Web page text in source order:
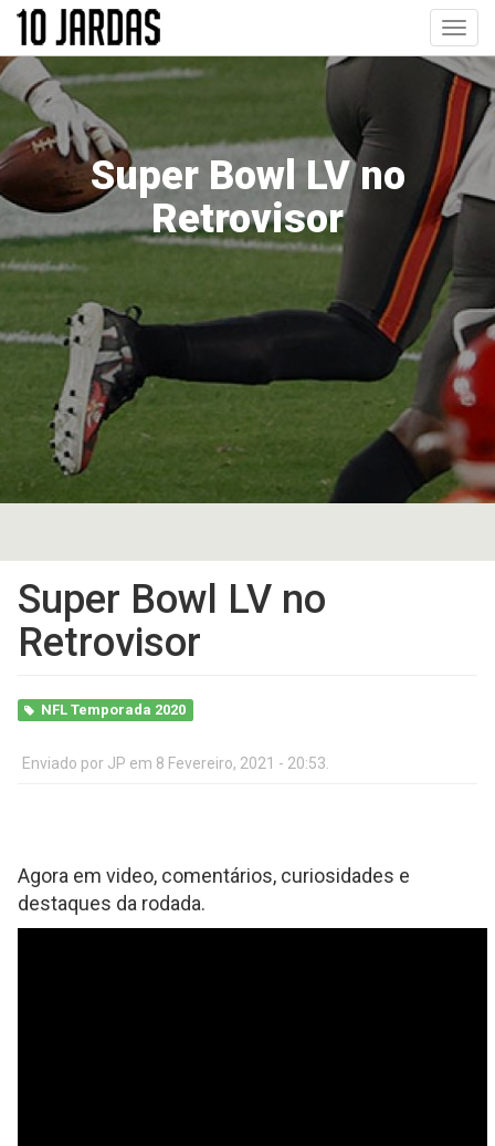
Pular
o
conteúdo
principal
Super Bowl LV no
Retrovisor
Super Bowl LV no
Retrovisor
NFL Temporada 2020
Enviado por JP em 8 Fevereiro, 2021 - 20:53.
Agora em video, comentários, curiosidades e
destaques da rodada.